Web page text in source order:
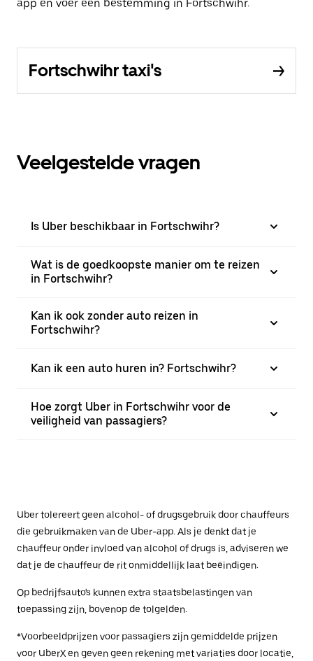
app en voer een bestemming in Fortschwihr.
Fortschwihr taxi's
Veelgestelde vragen
Is Uber beschikbaar in Fortschwihr?
Wat is de goedkoopste manier om te reizen
in Fortschwihr?
Kan ik ook zonder auto reizen in
Fortschwihr?
Kan ik een auto huren in? Fortschwihr?
Hoe zorgt Uber in Fortschwihr voor de
veiligheid van passagiers?
Uber tolereert geen alcohol- of drugsgebruik door chauffeurs
die gebruikmaken van de Uber-app. Als je denkt dat je
chauffeur onder invloed van alcohol of drugs is, adviseren we
dat je de chauffeur de rit onmiddellijk laat beëindigen.
Op bedrijfsauto's kunnen extra staatsbelastingen van
toepassing zijn, bovenop de tolgelden.
*Voorbeeldprijzen voor passagiers zijn gemiddelde prijzen
voor UberX en geven geen rekening met variaties door locatie,